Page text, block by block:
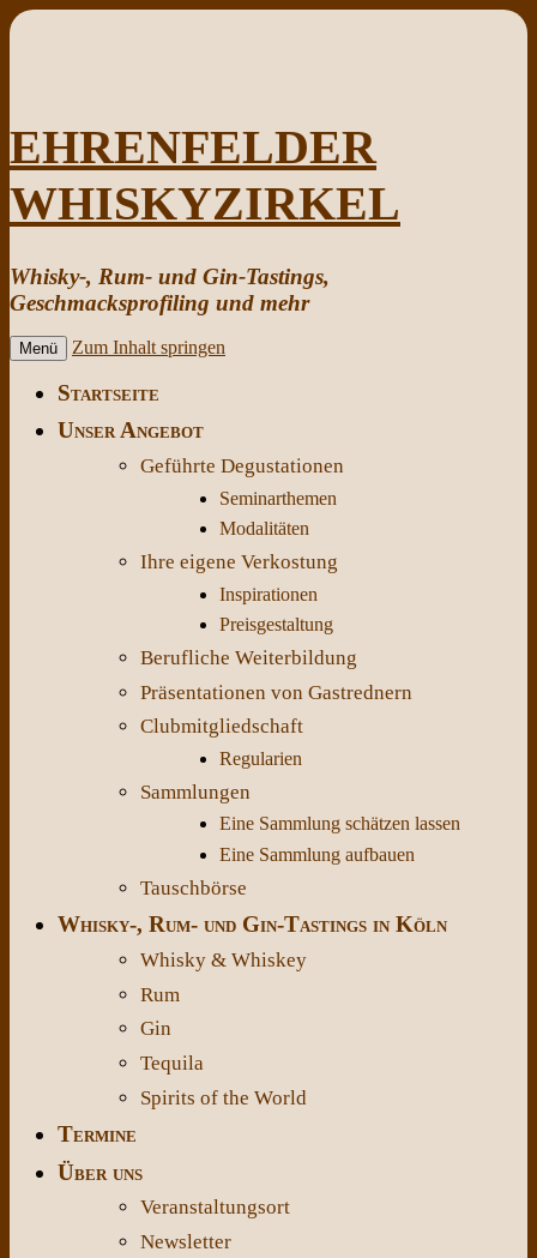
EHRENFELDER
WHISKYZIRKEL
Whisky-, Rum- und Gin-Tastings,
Geschmacksprofiling und mehr
Menü Zum Inhalt springen
Startseite
Unser Angebot
Geführte Degustationen
Seminarthemen
Modalitäten
Ihre eigene Verkostung
Inspirationen
Preisgestaltung
Berufliche Weiterbildung
Präsentationen von Gastrednern
Clubmitgliedschaft
Regularien
Sammlungen
Eine Sammlung schätzen lassen
Eine Sammlung aufbauen
Tauschbörse
Whisky-, Rum- und Gin-Tastings in Köln
Whisky & Whiskey
Rum
Gin
Tequila
Spirits of the World
Termine
Über uns
Veranstaltungsort
Newsletter